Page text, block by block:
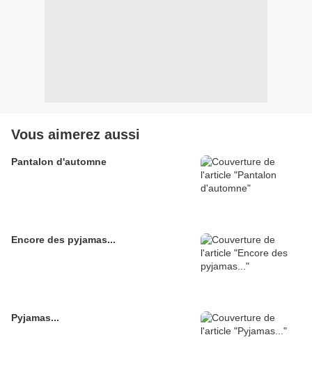
Vous aimerez aussi
Pantalon d'automne
Encore des pyjamas...
Pyjamas...